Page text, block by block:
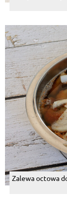
Zalewa octowa